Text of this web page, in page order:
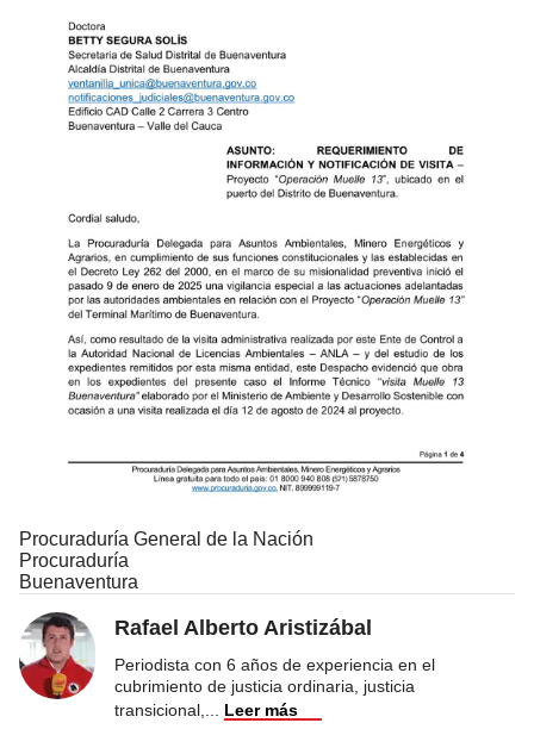
Procuraduría General de la Nación
Procuraduría
Buenaventura
Rafael Alberto Aristizábal
Periodista con 6 años de experiencia en el
cubrimiento de justicia ordinaria, justicia
transicional,
Leer más